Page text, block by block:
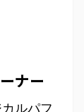
ナー
ルパフ